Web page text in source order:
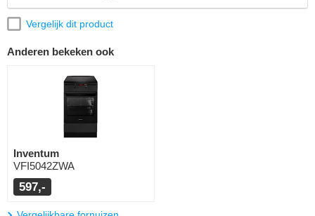
Vergelijk dit product
Anderen bekeken ook
Inventum
VFI5042ZWA
597,-